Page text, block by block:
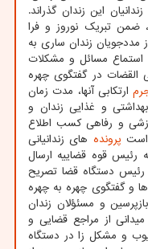
این زندان گذراند.
ضمن تبریک نوروز و فرا
برخی از مددجویان زندان ساری به
مسائل و مشکلات
القضات در گفتگوی چهره
ارتکابی آنها، مدت زمان
و غذایی زندان و
و رفاهی کسب اطلاع
پرونده های زندانیانی
رئیس قوه قضاییه ارسال
رئیس دستگاه قضا تصریح
و گفتگوی چهره به چهره
و مسئؤلان زندان
از مراجع قضایی و
و مشکل زا در دستگاه